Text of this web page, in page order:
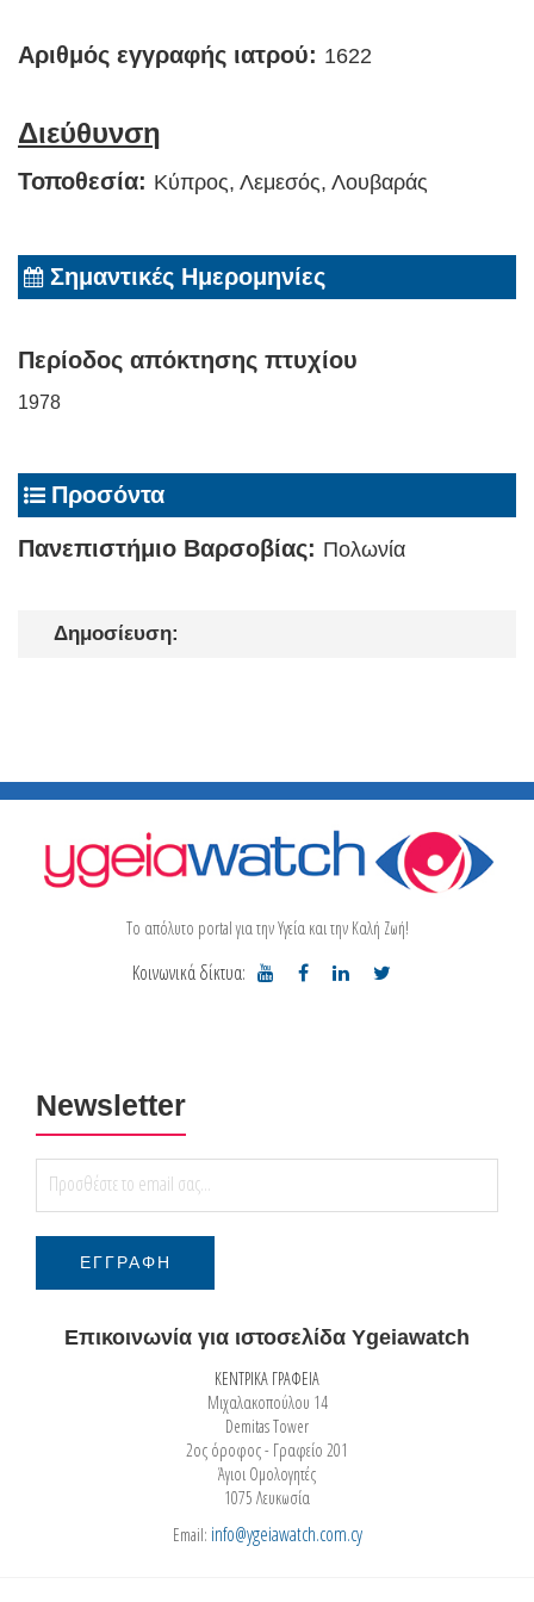
Αριθμός εγγραφής ιατρού: 1622
Διεύθυνση
Τοποθεσία: Κύπρος, Λεμεσός, Λουβαράς
Σημαντικές Ημερομηνίες
Περίοδος απόκτησης πτυχίου
1978
Προσόντα
Πανεπιστήμιο Βαρσοβίας: Πολωνία
Δημοσίευση:
Το απόλυτο portal για την Υγεία και την Καλή Ζωή!
Κοινωνικά δίκτυα:
Newsletter
Επικοινωνία για ιστοσελίδα Ygeiawatch
ΚΕΝΤΡΙΚΑ ΓΡΑΦΕΙΑ
Μιχαλακοπούλου 14
Demitas Tower
2ος όροφος - Γραφείο 201
Άγιοι Ομολογητές
1075 Λευκωσία
Email: info@ygeiawatch.com.cy